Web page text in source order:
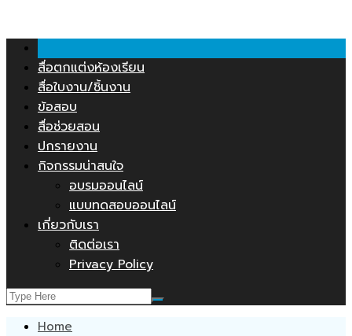
content
สื่อตกแต่งห้องเรียน
สื่อใบงาน/ชิ้นงาน
ข้อสอบ
สื่อช่วยสอน
ปกรายงาน
กิจกรรมน่าสนใจ
อบรมออนไลน์
แบบทดสอบออนไลน์
เกี่ยวกับเรา
ติดต่อเรา
Privacy Policy
Home